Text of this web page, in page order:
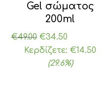
Gel σώματος
200ml
€49.00 Original
price
was:
€34.50
τρέχουσα
τιμή
Κερδίζετε:€14.50
(29.6%)